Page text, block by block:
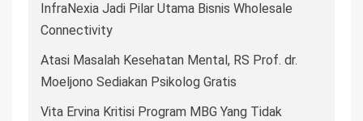
InfraNexia Jadi Pilar Utama Bisnis Wholesale
Connectivity
Atasi Masalah Kesehatan Mental, RS Prof. dr.
Moeljono Sediakan Psikolog Gratis
Vita Ervina Kritisi Program MBG Yang Tidak